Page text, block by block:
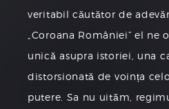
veritabil căutător de
„Coroana României” el ne
unică asupra istoriei, una
distorsionată de voința
putere. Sa nu uităm,